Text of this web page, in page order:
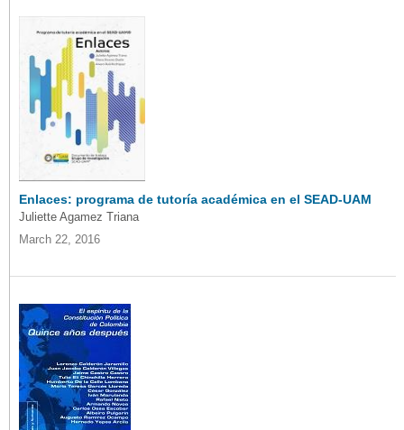
Enlaces: programa de tutoría académica en el SEAD-UAM
Juliette Agamez Triana
March 22, 2016